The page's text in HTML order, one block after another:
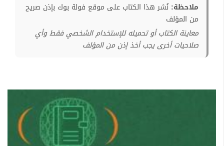
ملاحظة: نُشر هذا الكتاب على موقع فولة بوك بإذن صريح
من المؤلف
معاينة الكتاب أو تحميله للإستخدام الشخصي فقط وأي
صلاحيات أخرى يجب أخذ إذن من المؤلف